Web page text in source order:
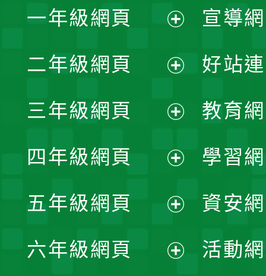
一年級網頁
開
選
單
二年級網頁
開
選
單
三年級網頁
開
選
單
四年級網頁
開
選
五年級網頁
開
六年級網頁
宣導
好站
教育
學習
資安
活動